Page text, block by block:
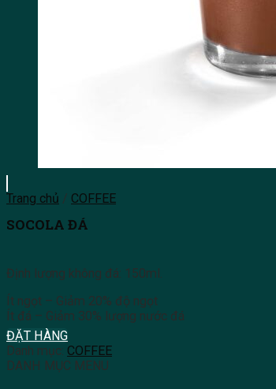
Trang chủ / COFFEE
SOCOLA ĐÁ
Định lượng không đá: 150ml.
Ít ngọt – Giảm 20% độ ngọt
Ít đá – Giảm 30% lượng nước đá
ĐẶT HÀNG
Danh mục: COFFEE
DANH MỤC MENU